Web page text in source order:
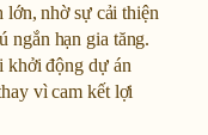
lớn, nhờ sự cải thiện
ngắn hạn gia tăng.
khởi động dự án
vì cam kết lợi